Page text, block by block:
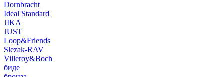
Dornbracht
Ideal Standard
JIKA
JUST
Loop&Friends
Slezak-RAV
Villeroy&Boch
биде